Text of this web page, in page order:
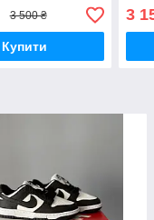
3 500 ₴
Купити
3